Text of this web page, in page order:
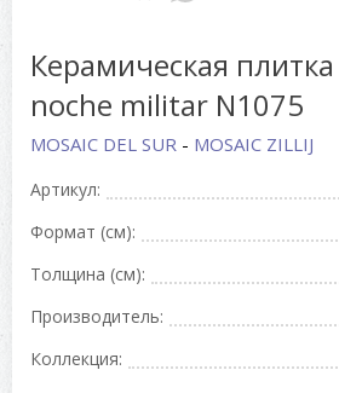
Керамическая
noche militar N1075
MOSAIC DEL SUR - MOSAIC ZILLIJ
Артикул:
Формат (см):
Толщина (см):
Производитель:
Коллекция: